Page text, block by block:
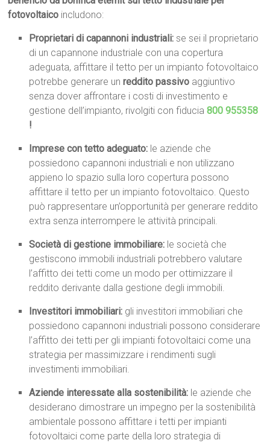
fotovoltaico includono:
Proprietari di capannoni industriali: se sei il proprietario
di un capannone industriale con una copertura
adeguata, affittare il tetto per un impianto fotovoltaico
potrebbe generare unreddito passivo aggiuntivo
senza dover affrontare i costi di investimento e
gestione dell’impianto, rivolgiti con fiducia800 955358
!
Imprese con tetto adeguato: le aziende che
possiedono capannoni industriali e non utilizzano
appieno lo spazio sulla loro copertura possono
affittare il tetto per un impianto fotovoltaico. Questo
può rappresentare un’opportunità per generare reddito
extra senza interrompere le attività principali.
Società di gestione immobiliare: le società che
gestiscono immobili industriali potrebbero valutare
l’affitto dei tetti come un modo per ottimizzare il
reddito derivante dalla gestione degli immobili.
Investitori immobiliari: gli investitori immobiliari che
possiedono capannoni industriali possono considerare
l’affitto dei tetti per gli impianti fotovoltaici come una
strategia per massimizzare i rendimenti sugli
investimenti immobiliari.
Aziende interessate alla sostenibilità: le aziende che
desiderano dimostrare un impegno per la sostenibilità
ambientale possono affittare i tetti per impianti
fotovoltaici come parte della loro strategia di